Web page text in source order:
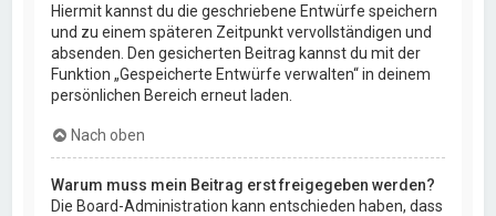
Hiermit kannst du die geschriebene Entwürfe speichern
und zu einem späteren Zeitpunkt vervollständigen und
absenden. Den gesicherten Beitrag kannst du mit der
Funktion „Gespeicherte Entwürfe verwalten“ in deinem
persönlichen Bereich erneut laden.
Nach oben
Warum muss mein Beitrag erst freigegeben werden?
Die Board-Administration kann entschieden haben, dass